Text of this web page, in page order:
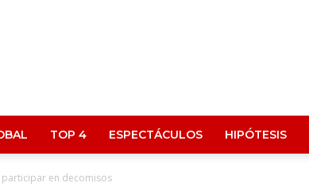
TOP 4 ESPECTÁCULOS HIPÓTESIS
participar en decomisos